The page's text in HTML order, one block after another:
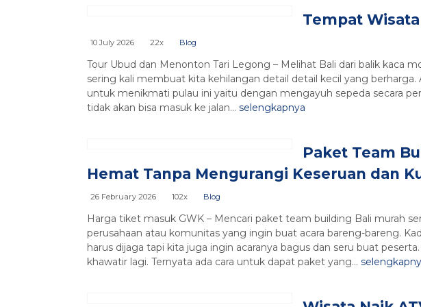
Tempat
10 July 2026 22x Blog
Tour Ubud dan Menonton Tari Legong – Melihat Bali dari balik kaca
sering kali membuat kita kehilangan detail detail kecil yang berharga.
untuk menikmati pulau ini yaitu dengan mengayuh sepeda secara
tidak akan bisa masuk ke jalan... selengkapnya
Paket Team
Hemat Tanpa Mengurangi Keseruan dan
26 February 2026 102x Blog
Harga tiket masuk GWK – Mencari paket team building Bali murah
perusahaan atau komunitas yang ingin buat acara bareng-bareng.
harus dijaga tapi kita juga ingin acaranya bagus dan seru buat
khawatir lagi. Ternyata ada cara untuk dapat paket yang...